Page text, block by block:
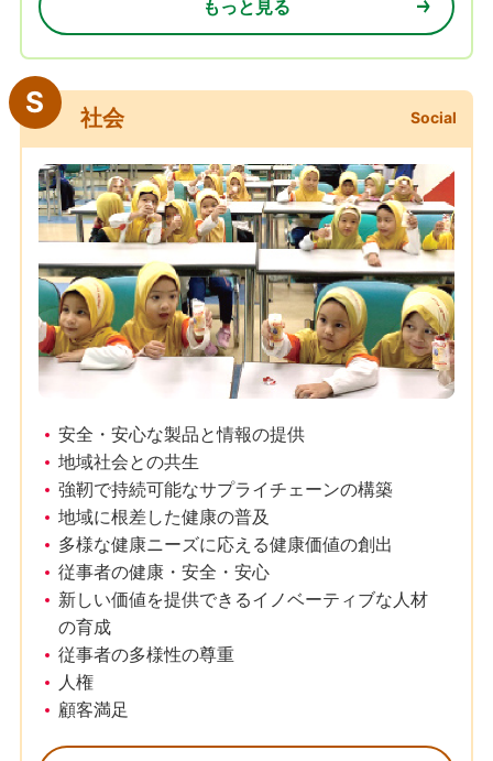
もっと見る
S 社会 Social
安全・安心な製品と情報の提供
地域社会との共生
強靭で持続可能なサプライチェーンの構築
地域に根差した健康の普及
多様な健康ニーズに応える健康価値の創出
従事者の健康・安全・安心
新しい価値を提供できるイノベーティブな人材
の育成
従事者の多様性の尊重
人権
顧客満足